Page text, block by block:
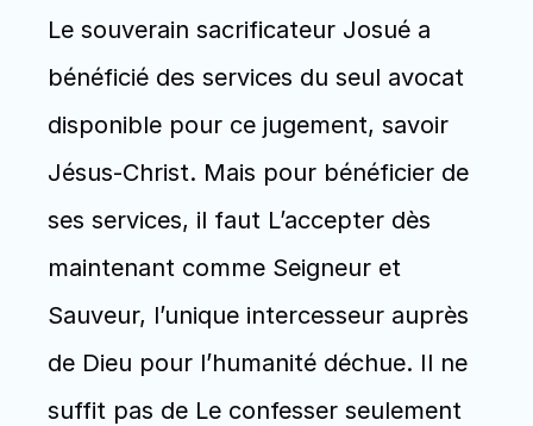
Le souverain sacrificateur Josué a
bénéficié des services du seul avocat
disponible pour ce jugement, savoir
Jésus-Christ. Mais pour bénéficier de
ses services, il faut L’accepter dès
maintenant comme Seigneur et
Sauveur, l’unique intercesseur auprès
de Dieu pour l’humanité déchue. Il ne
suffit pas de Le confesser seulement